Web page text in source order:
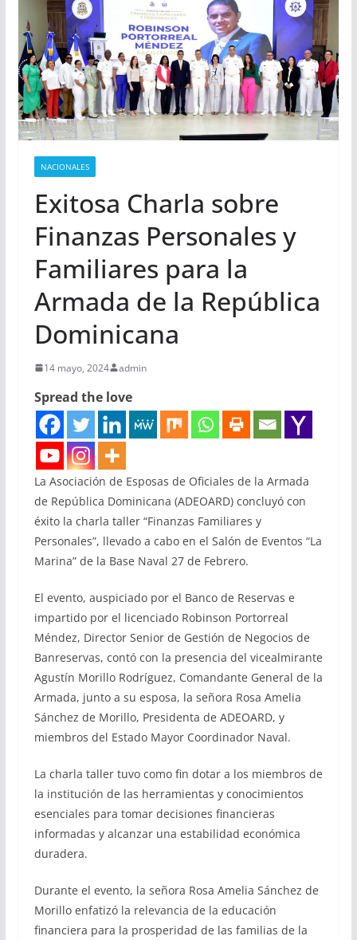
NACIONALES
Exitosa Charla sobre
Finanzas Personales y
Familiares para la
Armada de la República
Dominicana
14 mayo, 2024 admin
Spread the love
La Asociación de Esposas de Oficiales de la Armada
de República Dominicana (ADEOARD) concluyó con
éxito la charla taller “Finanzas Familiares y
Personales”, llevado a cabo en el Salón de Eventos “La
Marina” de la Base Naval 27 de Febrero.
El evento, auspiciado por el Banco de Reservas e
impartido por el licenciado Robinson Portorreal
Méndez, Director Senior de Gestión de Negocios de
Banreservas, contó con la presencia del vicealmirante
Agustín Morillo Rodríguez, Comandante General de la
Armada, junto a su esposa, la señora Rosa Amelia
Sánchez de Morillo, Presidenta de ADEOARD, y
miembros del Estado Mayor Coordinador Naval.
La charla taller tuvo como fin dotar a los miembros de
la institución de las herramientas y conocimientos
esenciales para tomar decisiones financieras
informadas y alcanzar una estabilidad económica
duradera.
Durante el evento, la señora Rosa Amelia Sánchez de
Morillo enfatizó la relevancia de la educación
financiera para la prosperidad de las familias de la